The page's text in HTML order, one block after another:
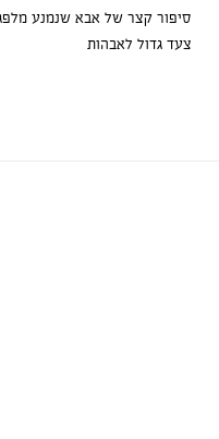
סיפור קצר של אבא שנמנע
צעד גדול לאבהות